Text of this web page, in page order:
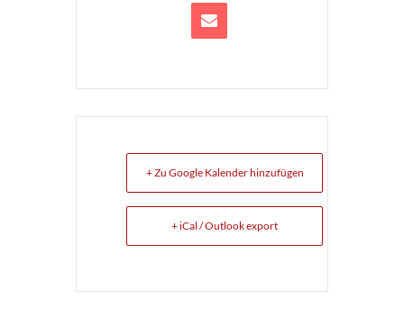
+ Zu Google Kalender hinzufügen
+ iCal / Outlook export